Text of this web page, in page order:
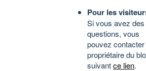
Pour les
Si vous avez des
questions, vous
pouvez
propriétaire du
suivantce lien.